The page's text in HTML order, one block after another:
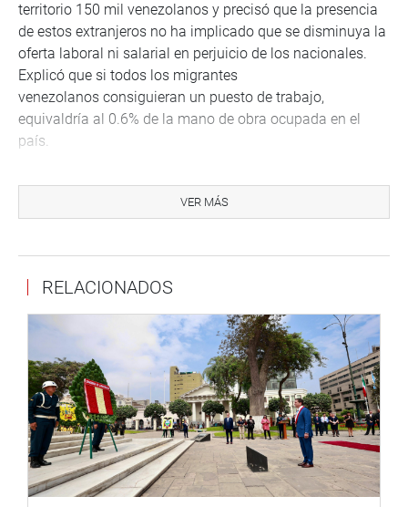
territorio 150 mil venezolanos y precisó que la presencia
de estos extranjeros no ha implicado que se disminuya la
oferta laboral ni salarial en perjuicio de los nacionales.
Explicó que si todos los migrantes
venezolanos consiguieran un puesto de trabajo,
equivaldría al 0.6% de la mano de obra ocupada en el
país.
si es que el presidente de Venezuela, Nicolás Maduro,
llega a Lima para participar de la VIII Cumbre de las
respuesta.
Pero subrayó que la desinvitación que cursó el presidente
de la República, Pedro Pablo Kuczynski, a su par de
Venezuela -para que no asista al foro regional- fue una
decisión soberana y libre.
En respuesta a las interrogantes de los congresista Carlos
Tubino y Juan Carlos del Águila, ambos de Fuerza
Popular, informó que el próximo 15 de este mes se reunirá
con los funcionarios de la Comisión de Fronteras del
VER MÁS
RELACIONADOS